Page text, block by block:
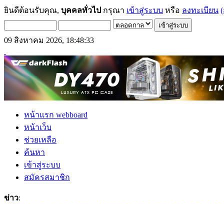
ยินดีต้อนรับคุณ, บุคคลทั่วไป กรุณา เข้าสู่ระบบ หรือ ลงทะเบียน
09 สิงหาคม 2026, 18:48:33
หน้าแรก webboard
หน้าเว็บ
ช่วยเหลือ
ค้นหา
เข้าสู่ระบบ
สมัครสมาชิก
ข่าว: